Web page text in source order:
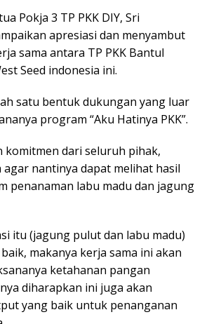
Pokja 3 TP PKK DIY, Sri
apresiasi dan menyambut
sama antara TP PKK Bantul
Seed indonesia ini.
satu bentuk dukungan yang luar
program “Aku Hatinya PKK”.
komitmen dari seluruh pihak,
nantinya dapat melihat hasil
penanaman labu madu dan jagung
itu (jagung pulut dan labu madu)
makanya kerja sama ini akan
ketahanan pangan
diharapkan ini juga akan
yang baik untuk penanganan